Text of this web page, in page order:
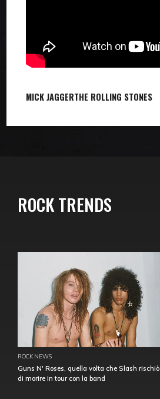
MICK JAGGERTHE ROLLING STONES
ROCK TRENDS
ROCK NEWS
Guns N' Roses, quella volta che Slash rischiò
di morire in tour con la band